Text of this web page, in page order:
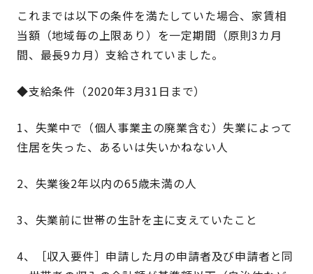
これまでは以下の条件を満たしていた場合、家賃相
当額（地域毎の上限あり）を一定期間（原則3カ月
間、最長9カ月）支給されていました。
◆支給条件（2020年3月31日まで）
1、失業中で（個人事業主の廃業含む）失業によって
住居を失った、あるいは失いかねない人
2、失業後2年以内の65歳未満の人
3、失業前に世帯の生計を主に支えていたこと
4、［収入要件］申請した月の申請者及び申請者と同